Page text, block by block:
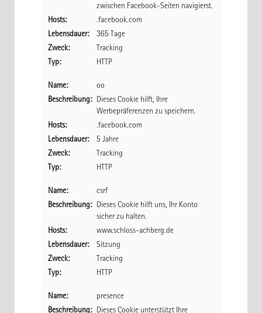
zwischen Facebook-Seiten navigierst.
Hosts:
.facebook.com
Lebensdauer:
365 Tage
Zweck:
Tracking
Typ:
HTTP
Name:
oo
Beschreibung:
Dieses Cookie hilft, Ihre
Werbepräferenzen zu speichern.
Hosts:
.facebook.com
Lebensdauer:
5 Jahre
Zweck:
Tracking
Typ:
HTTP
Name:
csrf
Beschreibung:
Dieses Cookie hilft uns, Ihr Konto
sicher zu halten.
Hosts:
www.schloss-achberg.de
Lebensdauer:
Sitzung
Zweck:
Tracking
Typ:
HTTP
Name:
presence
Beschreibung:
Dieses Cookie unterstützt Ihre